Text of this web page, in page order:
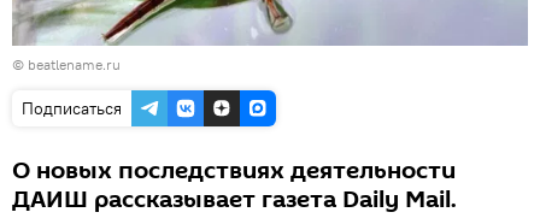
© beatlename.ru
Подписаться
О новых последствиях деятельности
ДАИШ рассказывает газета Daily Mail.